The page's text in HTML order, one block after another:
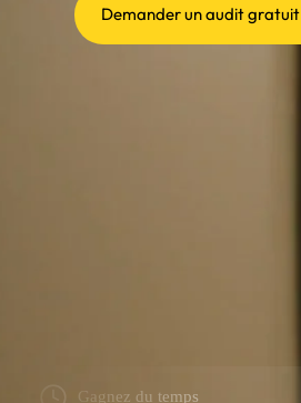
Demander un audit gratuit
Gagnez du temps